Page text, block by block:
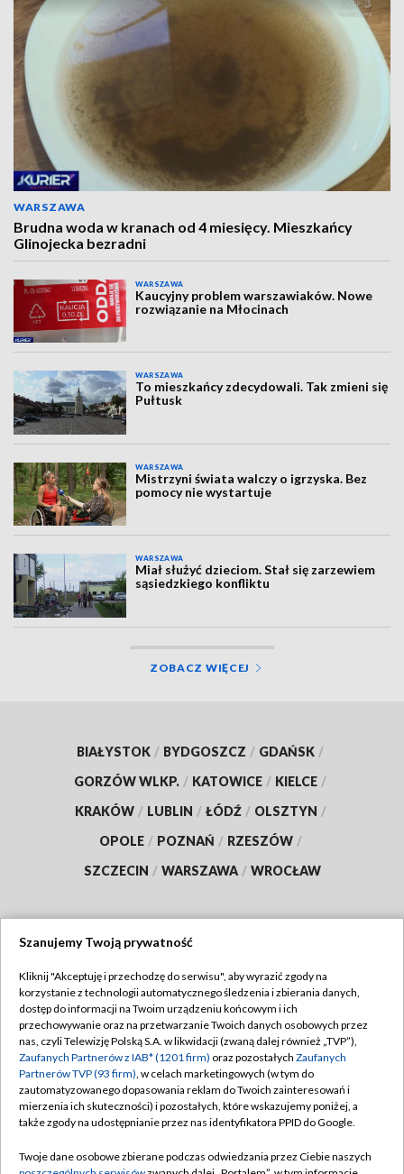
WARSZAWA
Brudna woda w kranach od 4 miesięcy. Mieszkańcy
Glinojecka bezradni
WARSZAWA
Kaucyjny problem warszawiaków. Nowe
rozwiązanie na Młocinach
WARSZAWA
To mieszkańcy zdecydowali. Tak zmieni się
Pułtusk
WARSZAWA
Mistrzyni świata walczy o igrzyska. Bez
pomocy nie wystartuje
WARSZAWA
Miał służyć dzieciom. Stał się zarzewiem
sąsiedzkiego konfliktu
ZOBACZ WIĘCEJ
BIAŁYSTOK / BYDGOSZCZ / GDAŃSK /
GORZÓW WLKP. / KATOWICE / KIELCE /
KRAKÓW / LUBLIN / ŁÓDŹ / OLSZTYN /
OPOLE / POZNAŃ / RZESZÓW /
SZCZECIN / WARSZAWA / WROCŁAW
TVP
Abonament TVP
Emisja w TVP
Centrum informacji TVP
Naziemna Telewizja Cyfrowa
Rada Programowa
Regulamin TVP
Polityka prywatności
Moje zgody
Pomoc
Szanujemy Twoją prywatność
Kliknij "Akceptuję i przechodzę do serwisu", aby wyrazić zgody na
korzystanie z technologii automatycznego śledzenia i zbierania danych,
dostęp do informacji na Twoim urządzeniu końcowym i ich
przechowywanie oraz na przetwarzanie Twoich danych osobowych przez
nas, czyli Telewizję Polską S.A. w likwidacji (zwaną dalej również „TVP”),
Zaufanych Partnerów z IAB* (1201 firm) oraz pozostałych Zaufanych
Partnerów TVP (93 firm), w celach marketingowych (w tym do
zautomatyzowanego dopasowania reklam do Twoich zainteresowań i
mierzenia ich skuteczności) i pozostałych, które wskazujemy poniżej, a
także zgody na udostępnianie przez nas identyfikatora PPID do Google.
Twoje dane osobowe zbierane podczas odwiedzania przez Ciebie naszych